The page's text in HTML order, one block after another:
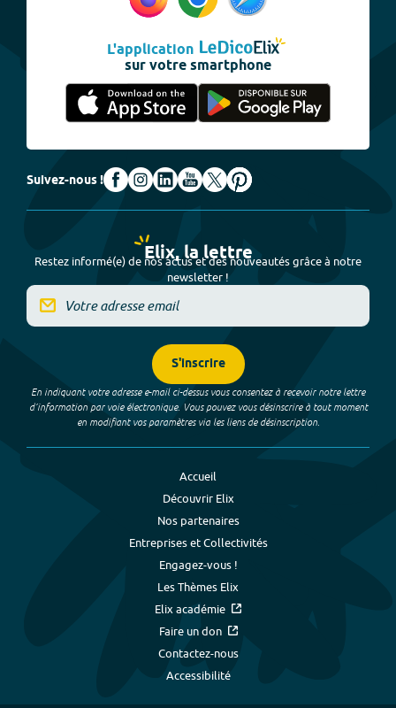
L'application
sur votre smartphone
Suivez-nous !
Elix, la lettre
Restez informé(e) de nos actus et des nouveautés grâce à notre
newsletter !
S'inscrire
En indiquant votre adresse e-mail ci-dessus vous consentez à recevoir notre lettre
d’information par voie électronique. Vous pouvez vous désinscrire à tout moment
en modifiant vos paramètres via les liens de désinscription.
Accueil
Découvrir Elix
Nos partenaires
Entreprises et Collectivités
Engagez-vous !
Les Thèmes Elix
Elix académie
Faire un don
Contactez-nous
Accessibilité